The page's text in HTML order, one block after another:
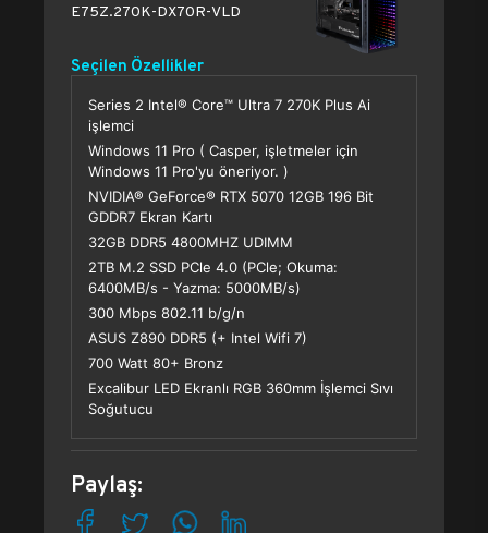
E75Z.270K-DX70R-VLD
Seçilen Özellikler
Series 2 Intel® Core™ Ultra 7 270K Plus Ai
işlemci
Windows 11 Pro ( Casper, işletmeler için
Windows 11 Pro'yu öneriyor. )
NVIDIA® GeForce® RTX 5070 12GB 196 Bit
GDDR7 Ekran Kartı
32GB DDR5 4800MHZ UDIMM
2TB M.2 SSD PCle 4.0 (PCle; Okuma:
6400MB/s - Yazma: 5000MB/s)
300 Mbps 802.11 b/g/n
ASUS Z890 DDR5 (+ Intel Wifi 7)
700 Watt 80+ Bronz
Excalibur LED Ekranlı RGB 360mm İşlemci Sıvı
Soğutucu
Paylaş: